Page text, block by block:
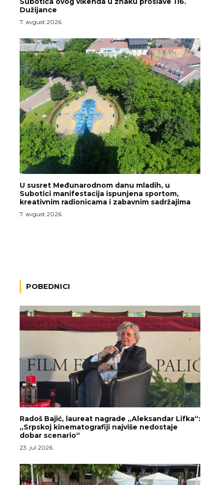
Dužijance
7. avgust 2026.
U susret Međunarodnom danu mladih, u
Subotici manifestacija ispunjena sportom,
kreativnim radionicama i zabavnim sadržajima
7. avgust 2026.
POBEDNICI
Radoš Bajić, laureat nagrade „Aleksandar Lifka“:
„Srpskoj kinematografiji najviše nedostaje
dobar scenario“
23. jul 2026.